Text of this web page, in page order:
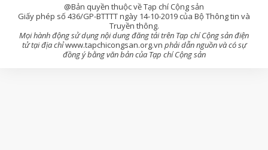
@Bản quyền thuộc về Tạp chí Cộng sản
Giấy phép số 436/GP-BTTTT ngày 14-10-2019 của Bộ Thông tin và
Truyền thông.
Mọi hành động sử dụng nội dung đăng tải trên Tạp chí Cộng sản điện
tử tại địa chỉwww.tapchicongsan.org.vn phải dẫn nguồn và có sự
đồng ý bằng văn bản của Tạp chí Cộng sản